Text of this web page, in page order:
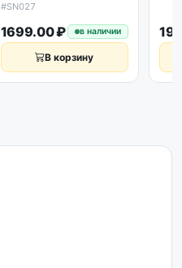
#SN027
1699.00 ₽ в наличии
В корзину